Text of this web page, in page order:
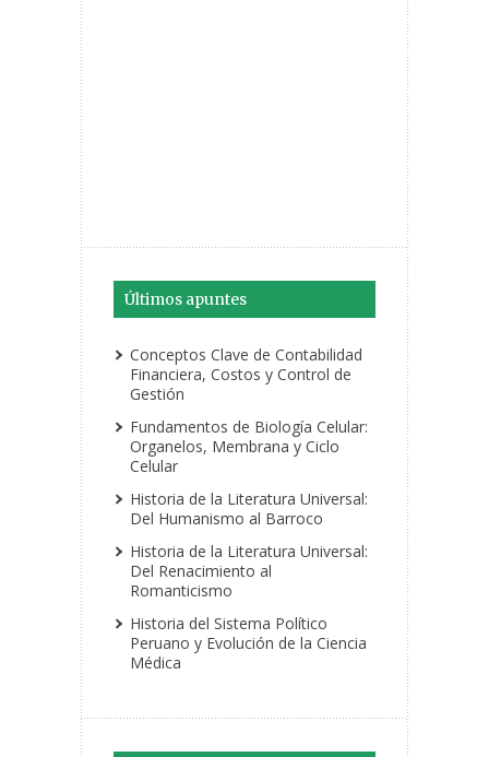
Últimos apuntes
Conceptos Clave de Contabilidad
Financiera, Costos y Control de
Gestión
Fundamentos de Biología Celular:
Organelos, Membrana y Ciclo
Celular
Historia de la Literatura Universal:
Del Humanismo al Barroco
Historia de la Literatura Universal:
Del Renacimiento al
Romanticismo
Historia del Sistema Político
Peruano y Evolución de la Ciencia
Médica